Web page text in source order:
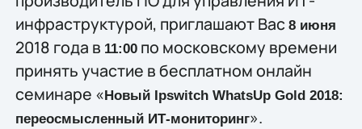
инфраструктурой, приглашают Вас 8 июня
2018 года в 11:00по московскому времени
принять участие в бесплатном онлайн
семинаре «Новый Ipswitch WhatsUp Gold 2018:
переосмысленный ИТ-мониторинг».